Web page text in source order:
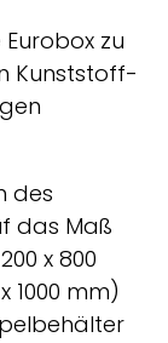
zu
Kunststoff-
des
das Maß
x 800
1000 mm)